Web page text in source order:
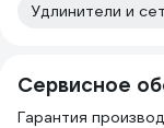
Удлинители и
Сервисное
Гарантия